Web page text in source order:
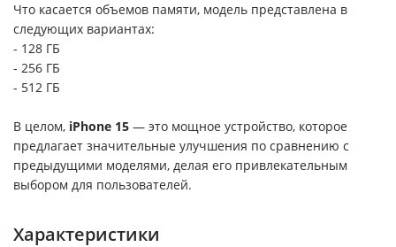
Что касается объемов памяти, модель представлена в
следующих вариантах:
- 128 ГБ
- 256 ГБ
- 512 ГБ
В целом, iPhone 15 — это мощное устройство, которое
предлагает значительные улучшения по сравнению с
предыдущими моделями, делая его привлекательным
выбором для пользователей.
Характеристики